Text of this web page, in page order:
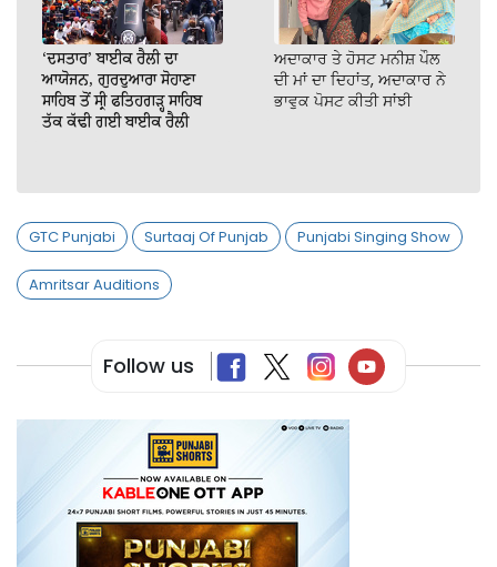
‘ਦਸਤਾਰ’ ਬਾਈਕ ਰੈਲੀ ਦਾ
ਆਯੋਜਨ, ਗੁਰਦੁਆਰਾ ਸੋਹਾਣਾ
ਸਾਹਿਬ ਤੋਂ ਸ੍ਰੀ ਫਤਿਹਗੜ੍ਹ ਸਾਹਿਬ
ਤੱਕ ਕੱਢੀ ਗਈ ਬਾਈਕ ਰੈਲੀ
ਅਦਾਕਾਰ ਤੇ ਹੋਸਟ ਮਨੀਸ਼ ਪੌਲ
ਦੀ ਮਾਂ ਦਾ ਦਿਹਾਂਤ, ਅਦਾਕਾਰ ਨੇ
ਭਾਵੁਕ ਪੋਸਟ ਕੀਤੀ ਸਾਂਝੀ
GTC Punjabi Surtaaj Of Punjab Punjabi Singing Show
Amritsar Auditions
Follow us